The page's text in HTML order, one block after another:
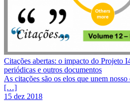
Citações abertas: o impacto do Projeto
periódicas e outros documentos
As citações são os elos que unem
[…]
15 dez 2018